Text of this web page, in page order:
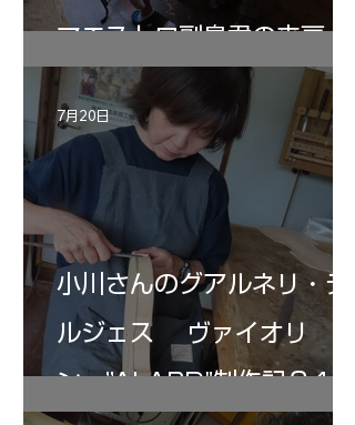
マエストロ副島君の来房
小川さんのグアルネリ・デ
ルジェス ヴァイオリ
ン ”ALARD"制作記３4
7月20日